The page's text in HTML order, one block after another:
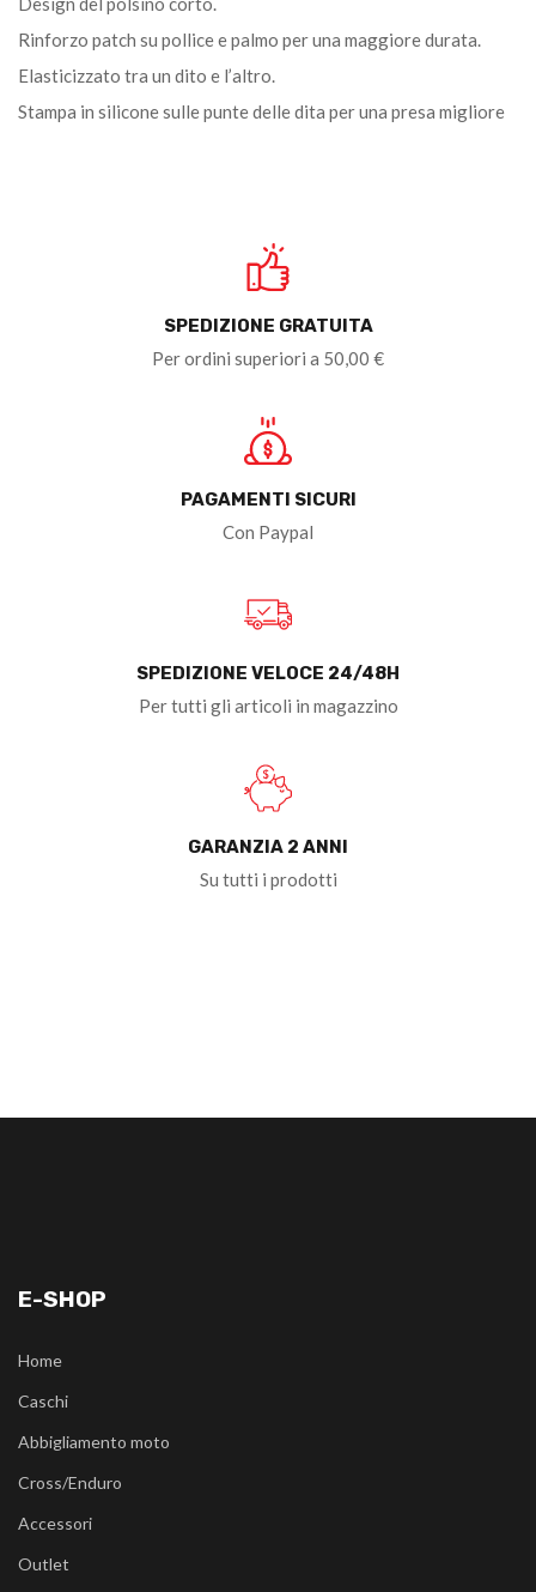
Rinforzo patch su pollice e palmo per una maggiore durata.
Elasticizzato tra un dito e l’altro.
Stampa in silicone sulle punte delle dita per una presa migliore
SPEDIZIONE GRATUITA
Per ordini superiori a 50,00 €
PAGAMENTI SICURI
Con Paypal
SPEDIZIONE VELOCE 24/48H
Per tutti gli articoli in magazzino
GARANZIA 2 ANNI
Su tutti i prodotti
E-SHOP
Home
Caschi
Abbigliamento moto
Cross/Enduro
Accessori
Outlet